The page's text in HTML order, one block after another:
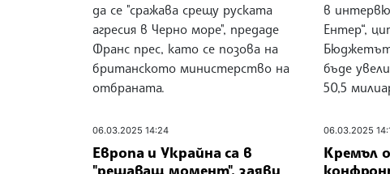
да се "сражава срещу руската
агресия в Черно море", предаде
Франс прес, като се позова на
британското министерство на
отбраната.
в
Ентер“,
Бюджетът
бъде
50,5
06.03.2025 14:24
Европа и Украйна са в
"решаващ момент", заяви
06.03.2025
Кремъл